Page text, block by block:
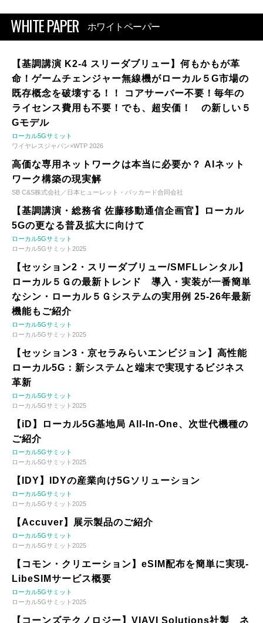
WHITE PAPER ホワイトペーパー
【基調講演 K2-4 スリーダブリュー】何もかもが革
命！ゲームチェンジャー無線機がローカル５G市場の
既存概念を破壊する！！ コアサーバー不要！毎年の
ライセンス費用も不要！でも、超安価！ の新しい５
Gモデル
ローカル5Gサミット
ワイヤレスジャパン×WTP 2026
高価な専用ネットワークは本当に必要か？ AIネット
ワーク構築の現実解
SB C&S株式会社／日本ヒューレット・パッカード合同会社
【基調講演・総務省 佐藤移動通信企画官】ローカル
5Gの更なる普及拡大に向けて
ローカル5Gサミット
ローカル5Gサミット2025
【セッション2・スリーダブリュー/SMFLレンタル】
ローカル５Ｇの最新トレンド 導入・実装が一番簡単
なシン・ローカル５Ｇシステムの実用例 25-26年最新
機能もご紹介
ローカル5Gサミット
ローカル5Gサミット2025
【セッション3・京セラみらいエンビジョン】高性能
ローカル5G：新システムと端末で実現するビジネス
革新
ローカル5Gサミット
ローカル5Gサミット2025
【iD】ローカル5G基地局 All-In-One、次世代機種の
ご紹介
ローカル5Gサミット
ローカル5Gサミット2025
【IDY】IDYの産業向け5Gソリューション
ローカル5Gサミット
ローカル5Gサミット2025
【Accuver】展示製品のご紹介
ローカル5Gサミット
ローカル5Gサミット2025
【コモン・クリエーション】eSIM配布を簡単に実現-
LibeSIMサービス概要
ローカル5Gサミット
ローカル5Gサミット2025
【コーンズテクノロジー】VIAVI Solutions社製 ネ